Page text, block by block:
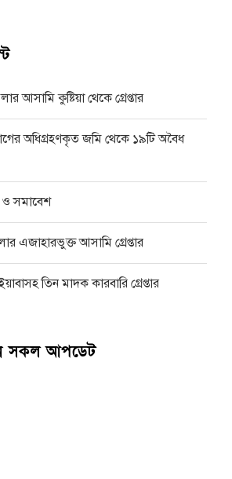
আসামি কুষ্টিয়া থেকে গ্রেপ্তার
অধিগ্রহণকৃত জমি থেকে ১৯টি অবৈধ
ও সমাবেশ
এজাহারভুক্ত আসামি গ্রেপ্তার
তিন মাদক কারবারি গ্রেপ্তার
সকল আপডেট